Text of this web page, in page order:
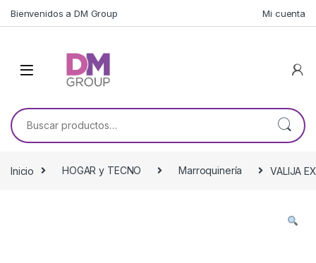
Bienvenidos a DM Group Mi cuenta
Buscar por:
Inicio HOGAR y TECNO Marroquinería VALIJA